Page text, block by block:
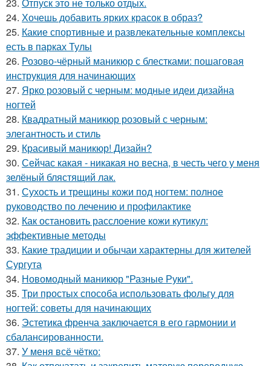
23. Отпуск это не только отдых.
24. Хочешь добавить ярких красок в образ?
25. Какие спортивные и развлекательные комплексы
есть в парках Тулы
26. Розово-чёрный маникюр с блестками: пошаговая
инструкция для начинающих
27. Ярко розовый с черным: модные идеи дизайна
ногтей
28. Квадратный маникюр розовый с черным:
элегантность и стиль
29. Красивый маникюр! Дизайн?
30. Сейчас какая - никакая но весна, в честь чего у меня
зелёный блястящий лак.
31. Сухость и трещины кожи под ногтем: полное
руководство по лечению и профилактике
32. Как остановить расслоение кожи кутикул:
эффективные методы
33. Какие традиции и обычаи характерны для жителей
Сургута
34. Новомодный маникюр "Разные Руки".
35. Три простых способа использовать фольгу для
ногтей: советы для начинающих
36. Эстетика френча заключается в его гармонии и
сбалансированности.
37. У меня всё чётко: